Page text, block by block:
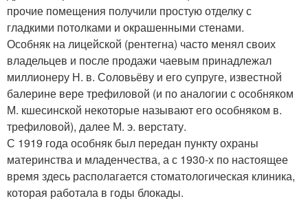
прочие помещения получили простую отделку с
гладкими потолками и окрашенными стенами.
Особняк на лицейской (рентегна) часто менял своих
владельцев и после продажи чаевым принадлежал
миллионеру Н. в. Соловьёву и его супруге, известной
балерине вере трефиловой (и по аналогии с особняком
М. кшесинской некоторые называют его особняком в.
трефиловой), далее М. э. верстату.
С 1919 года особняк был передан пункту охраны
материнства и младенчества, а с 1930-х по настоящее
время здесь располагается стоматологическая клиника,
которая работала в годы блокады.